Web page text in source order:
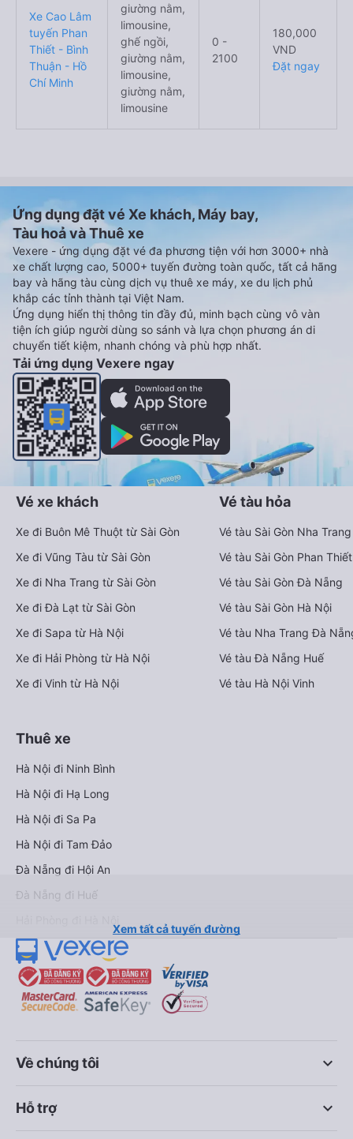
Xe Cao Lâm
tuyến Phan
Thiết - Bình
Thuận - Hồ
Chí Minh
giường nằm,
limousine,
ghế ngồi,
giường nằm,
limousine,
giường nằm,
limousine
0 -
2100
180,000
VND
Đặt ngay
Ứng dụng đặt vé Xe khách, Máy bay,
Tàu hoả và Thuê xe
Vexere - ứng dụng đặt vé đa phương tiện với hơn 3000+ nhà
xe chất lượng cao, 5000+ tuyến đường toàn quốc, tất cả hãng
bay và hãng tàu cùng dịch vụ thuê xe máy, xe du lịch phủ
khắp các tỉnh thành tại Việt Nam.
Ứng dụng hiển thị thông tin đầy đủ, minh bạch cùng vô vàn
tiện ích giúp người dùng so sánh và lựa chọn phương án di
chuyển tiết kiệm, nhanh chóng và phù hợp nhất.
Tải ứng dụng Vexere ngay
Vé xe khách
Xe đi Buôn Mê Thuột từ Sài Gòn
Xe đi Vũng Tàu từ Sài Gòn
Xe đi Nha Trang từ Sài Gòn
Xe đi Đà Lạt từ Sài Gòn
Xe đi Sapa từ Hà Nội
Xe đi Hải Phòng từ Hà Nội
Xe đi Vinh từ Hà Nội
Vé tàu hỏa
Vé tàu Sài Gòn Nha Trang
Vé tàu Sài Gòn Phan Thiết
Vé tàu Sài Gòn Đà Nẵng
Vé tàu Sài Gòn Hà Nội
Vé tàu Nha Trang Đà
Vé tàu Đà Nẵng Huế
Vé tàu Hà Nội Vinh
Thuê xe
Hà Nội đi Ninh Bình
Hà Nội đi Hạ Long
Hà Nội đi Sa Pa
Hà Nội đi Tam Đảo
Đà Nẵng đi Hội An
Đà Nẵng đi Huế
Xem tất cả tuyến đường
keyboard_arrow_down
Về chúng tôi
keyboard_arrow_down
Hỗ trợ